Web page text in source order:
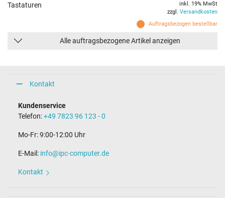
Tastaturen
Auftragsbezogen bestellbar
inkl. 19% MwSt
zzgl. Versandkosten
Alle auftragsbezogene Artikel anzeigen
Kontakt
Kundenservice
Telefon:+49 7823 96 123 - 0
Mo-Fr: 9:00-12:00 Uhr
E-Mail: info@ipc-computer.de
Kontakt